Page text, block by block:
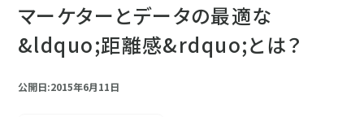
マーケターとデータの最適な
&ldquo;距離感&rdquo;とは？
公開日:2015年6月11日